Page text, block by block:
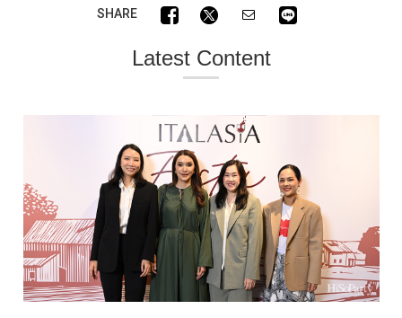
SHARE
Latest Content